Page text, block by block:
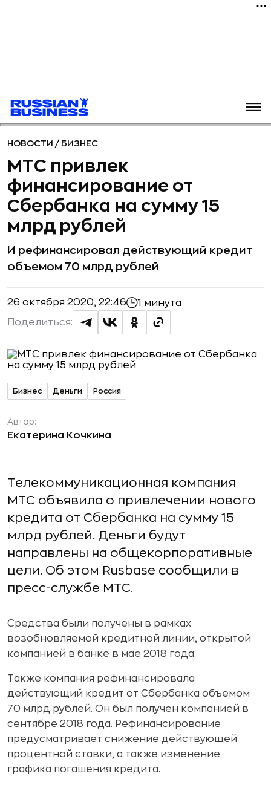
НОВОСТИ / БИЗНЕС
МТС привлек
финансирование от
Сбербанка на сумму 15
млрд рублей
И рефинансировал действующий кредит
объемом 70 млрд рублей
26 октября 2020, 22:46 1 минута
Поделиться:
Бизнес Деньги Россия
Автор:
Екатерина Кочкина
Телекоммуникационная компания
МТС объявила о привлечении нового
кредита от Сбербанка на сумму 15
млрд рублей. Деньги будут
направлены на общекорпоративные
цели. Об этом Rusbase сообщили в
пресс-службе МТС.
Средства были получены в рамках
возобновляемой кредитной линии, открытой
компанией в банке в мае 2018 года.
Также компания рефинансировала
действующий кредит от Сбербанка объемом
70 млрд рублей. Он был получен компанией в
сентябре 2018 года. Рефинансирование
предусматривает снижение действующей
процентной ставки, а также изменение
графика погашения кредита.